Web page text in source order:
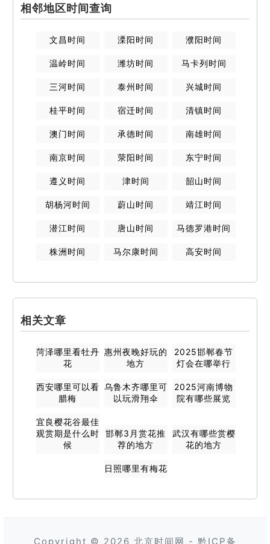
相邻地区时间查询
文昌 时间 溧阳时间 濮阳时间
温岭时间 潍坊时间 马卡列 时间
三河时间 泰州 时间 兴城时间
桂平时间 宿迁时间 清镇时间
澳门时间 承德时间 南雄时间
南京时间 荥阳时间 东宁时间
遵义 时间 津时间 韶山时间
胡杨河时间 蔚山时间 靖江时间
潜江时间 唐山时间 马德罗港时间
株洲 时间 马尔康时间 高安时间
相关文章
菏泽哪里看牡丹
花
惠州夜晚好玩的
地方
2025邯郸春节
灯会在哪举行
西安哪里可以看
腊梅
乌鲁木齐哪里可
以玩滑翔伞
2025河南博物
院有哪些展览
宜良樱花谷最佳
观赏期是什么时
候
邯郸3月赏花推
荐的地方
武汉有哪些赏樱
花的地方
日照哪里有梅花
Copyright © 2026 北京时间网 - 黔ICP备